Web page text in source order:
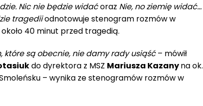
Nic nie będzie widaćoraz Nie, no ziemię widać…
tragediiodnotowuje stenogram rozmów w
40 minut przed tragedią.
które są obecnie, nie damy rady usiąść– mówił
do dyrektora z MSZ Mariusza Kazanyna ok.
– wynika ze stenogramów rozmów w